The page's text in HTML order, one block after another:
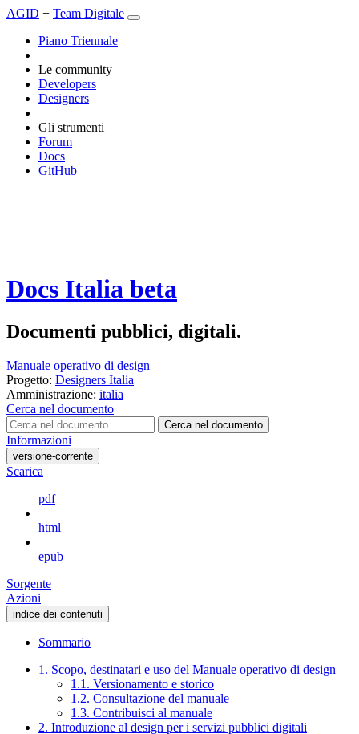
AGID + Team Digitale
Piano Triennale
Le community
Developers
Designers
Gli strumenti
Forum
Docs
GitHub
Docs Italia beta
Documenti pubblici, digitali.
Manuale operativo di design
Progetto: Designers Italia
Amministrazione: italia
Cerca nel documento
Cerca nel documento
Informazioni
versione-corrente
Scarica
pdf
html
epub
Sorgente
Azioni
indice dei contenuti
Sommario
1. Scopo, destinatari e uso del Manuale operativo di design
1.1. Versionamento e storico
1.2. Consultazione del manuale
1.3. Contribuisci al manuale
2. Introduzione al design per i servizi pubblici digitali